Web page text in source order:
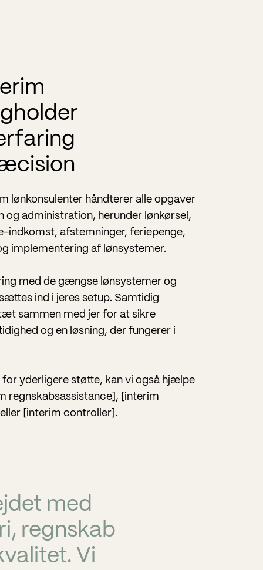
lønkonsulenter håndterer alle opgaver
og administration, herunder lønkørsel,
indkomst, afstemninger, feriepenge,
implementering af lønsystemer.
med de gængse lønsystemer og
ind i jeres setup. Samtidig
sammen med jer for at sikre
og en løsning, der fungerer i
for yderligere støtte, kan vi også hjælpe
regnskabsassistance], [interim
[interim controller].
med
regnskab
Vi